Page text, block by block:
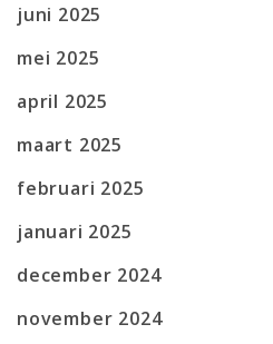
juni 2025
mei 2025
april 2025
maart 2025
februari 2025
januari 2025
december 2024
november 2024